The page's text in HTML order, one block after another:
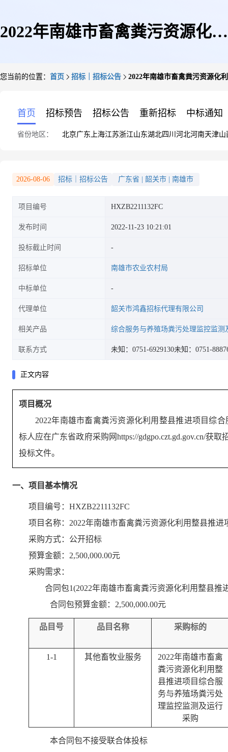
2022年南雄市畜禽粪污资源化利
公开招标公告
您当前的位置： 首页 招标｜招标公告 2022年南雄市畜禽粪污资源化
首页 招标预告 招标公告 重新招标 中标通知
省份地区： 北京广东 上海江苏浙江山东湖北四川 河北河南天津山
2026-08-06 招标｜招标公告 广东省 韶关市 南雄市
项目编号 HXZB2211132FC
发布时间 2022-11-23 10:21:01
投标截止时间
招标单位 南雄市农业农村局
中标单位
代理单位 韶关市鸿鑫招标代理有限公司
相关产品 综合服务与养殖场粪污处理监控监测
联系方式 未知：0751-6929130未知：0751-
正文内容
项目概况
2022年南雄市畜禽粪污资源化利用整县推进项目综
标人应在广东省政府采购网https://gdgpo.czt.gd.gov.cn/获取
投标文件。
一、项目基本情况
项目编号：HXZB2211132FC
项目名称：2022年南雄市畜禽粪污资源化利用整县推
采购方式：公开招标
预算金额：2,500,000.00元
采购需求：
合同包1(2022年南雄市畜禽粪污资源化利用整县
合同包预算金额： 2,500,000.00元
品目号 品目名称 采购标的
1-1 其他畜牧业服务
2022年南雄市畜禽
粪污资源化利用整
县推进项目综合服
务与养殖场粪污处
理监控监测及运行
采购
本合同包不接受联合体投标